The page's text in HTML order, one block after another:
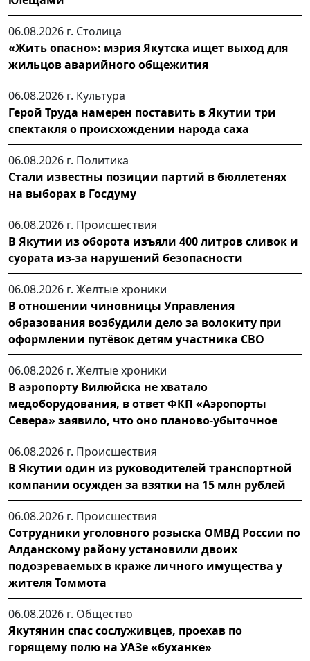
06.08.2026 г. Столица
«Жить опасно»: мэрия Якутска ищет выход для
жильцов аварийного общежития
06.08.2026 г. Культура
Герой Труда намерен поставить в Якутии три
спектакля о происхождении народа саха
06.08.2026 г. Политика
Стали известны позиции партий в бюллетенях
на выборах в Госдуму
06.08.2026 г. Происшествия
В Якутии из оборота изъяли 400 литров сливок и
суората из-за нарушений безопасности
06.08.2026 г. Желтые хроники
В отношении чиновницы Управления
образования возбудили дело за волокиту при
оформлении путёвок детям участника СВО
06.08.2026 г. Желтые хроники
В аэропорту Вилюйска не хватало
медоборудования, в ответ ФКП «Аэропорты
Севера» заявило, что оно планово-убыточное
06.08.2026 г. Происшествия
В Якутии один из руководителей транспортной
компании осужден за взятки на 15 млн рублей
06.08.2026 г. Происшествия
Сотрудники уголовного розыска ОМВД России по
Алданскому району установили двоих
подозреваемых в краже личного имущества у
жителя Томмота
06.08.2026 г. Общество
Якутянин спас сослуживцев, проехав по
горящему полю на УАЗе «буханке»